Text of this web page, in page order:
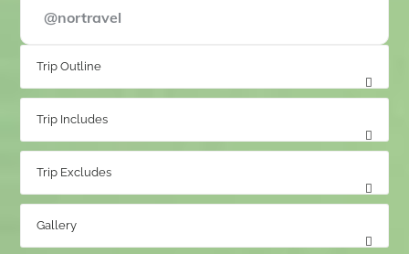
@nortravel
Trip Outline
Trip Includes
Trip Excludes
Gallery